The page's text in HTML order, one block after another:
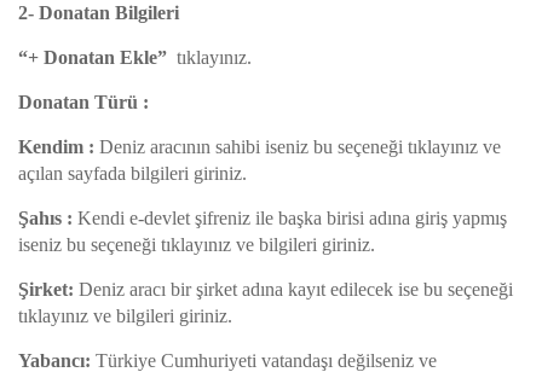
2- Donatan Bilgileri
“+ Donatan Ekle” tıklayınız.
Donatan Türü :
Kendim : Deniz aracının sahibi iseniz bu seçeneği tıklayınız ve
açılan sayfada bilgileri giriniz.
Şahıs : Kendi e-devlet şifreniz ile başka birisi adına giriş yapmış
iseniz bu seçeneği tıklayınız ve bilgileri giriniz.
Şirket: Deniz aracı bir şirket adına kayıt edilecek ise bu seçeneği
tıklayınız ve bilgileri giriniz.
Yabancı: Türkiye Cumhuriyeti vatandaşı değilseniz ve